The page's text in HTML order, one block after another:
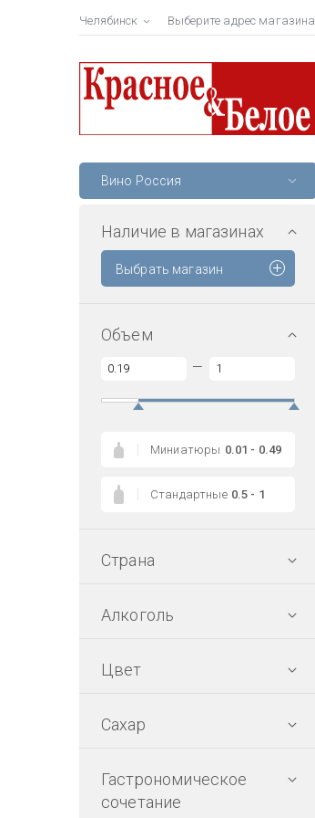
Челябинск Выберите адрес магазина
Вино Россия
Наличие в магазинах
Выбрать магазин
Объем
—
Миниатюры 0.01 - 0.49
Стандартные 0.5 - 1
Страна
Алкоголь
Цвет
Сахар
Гастрономическое
сочетание